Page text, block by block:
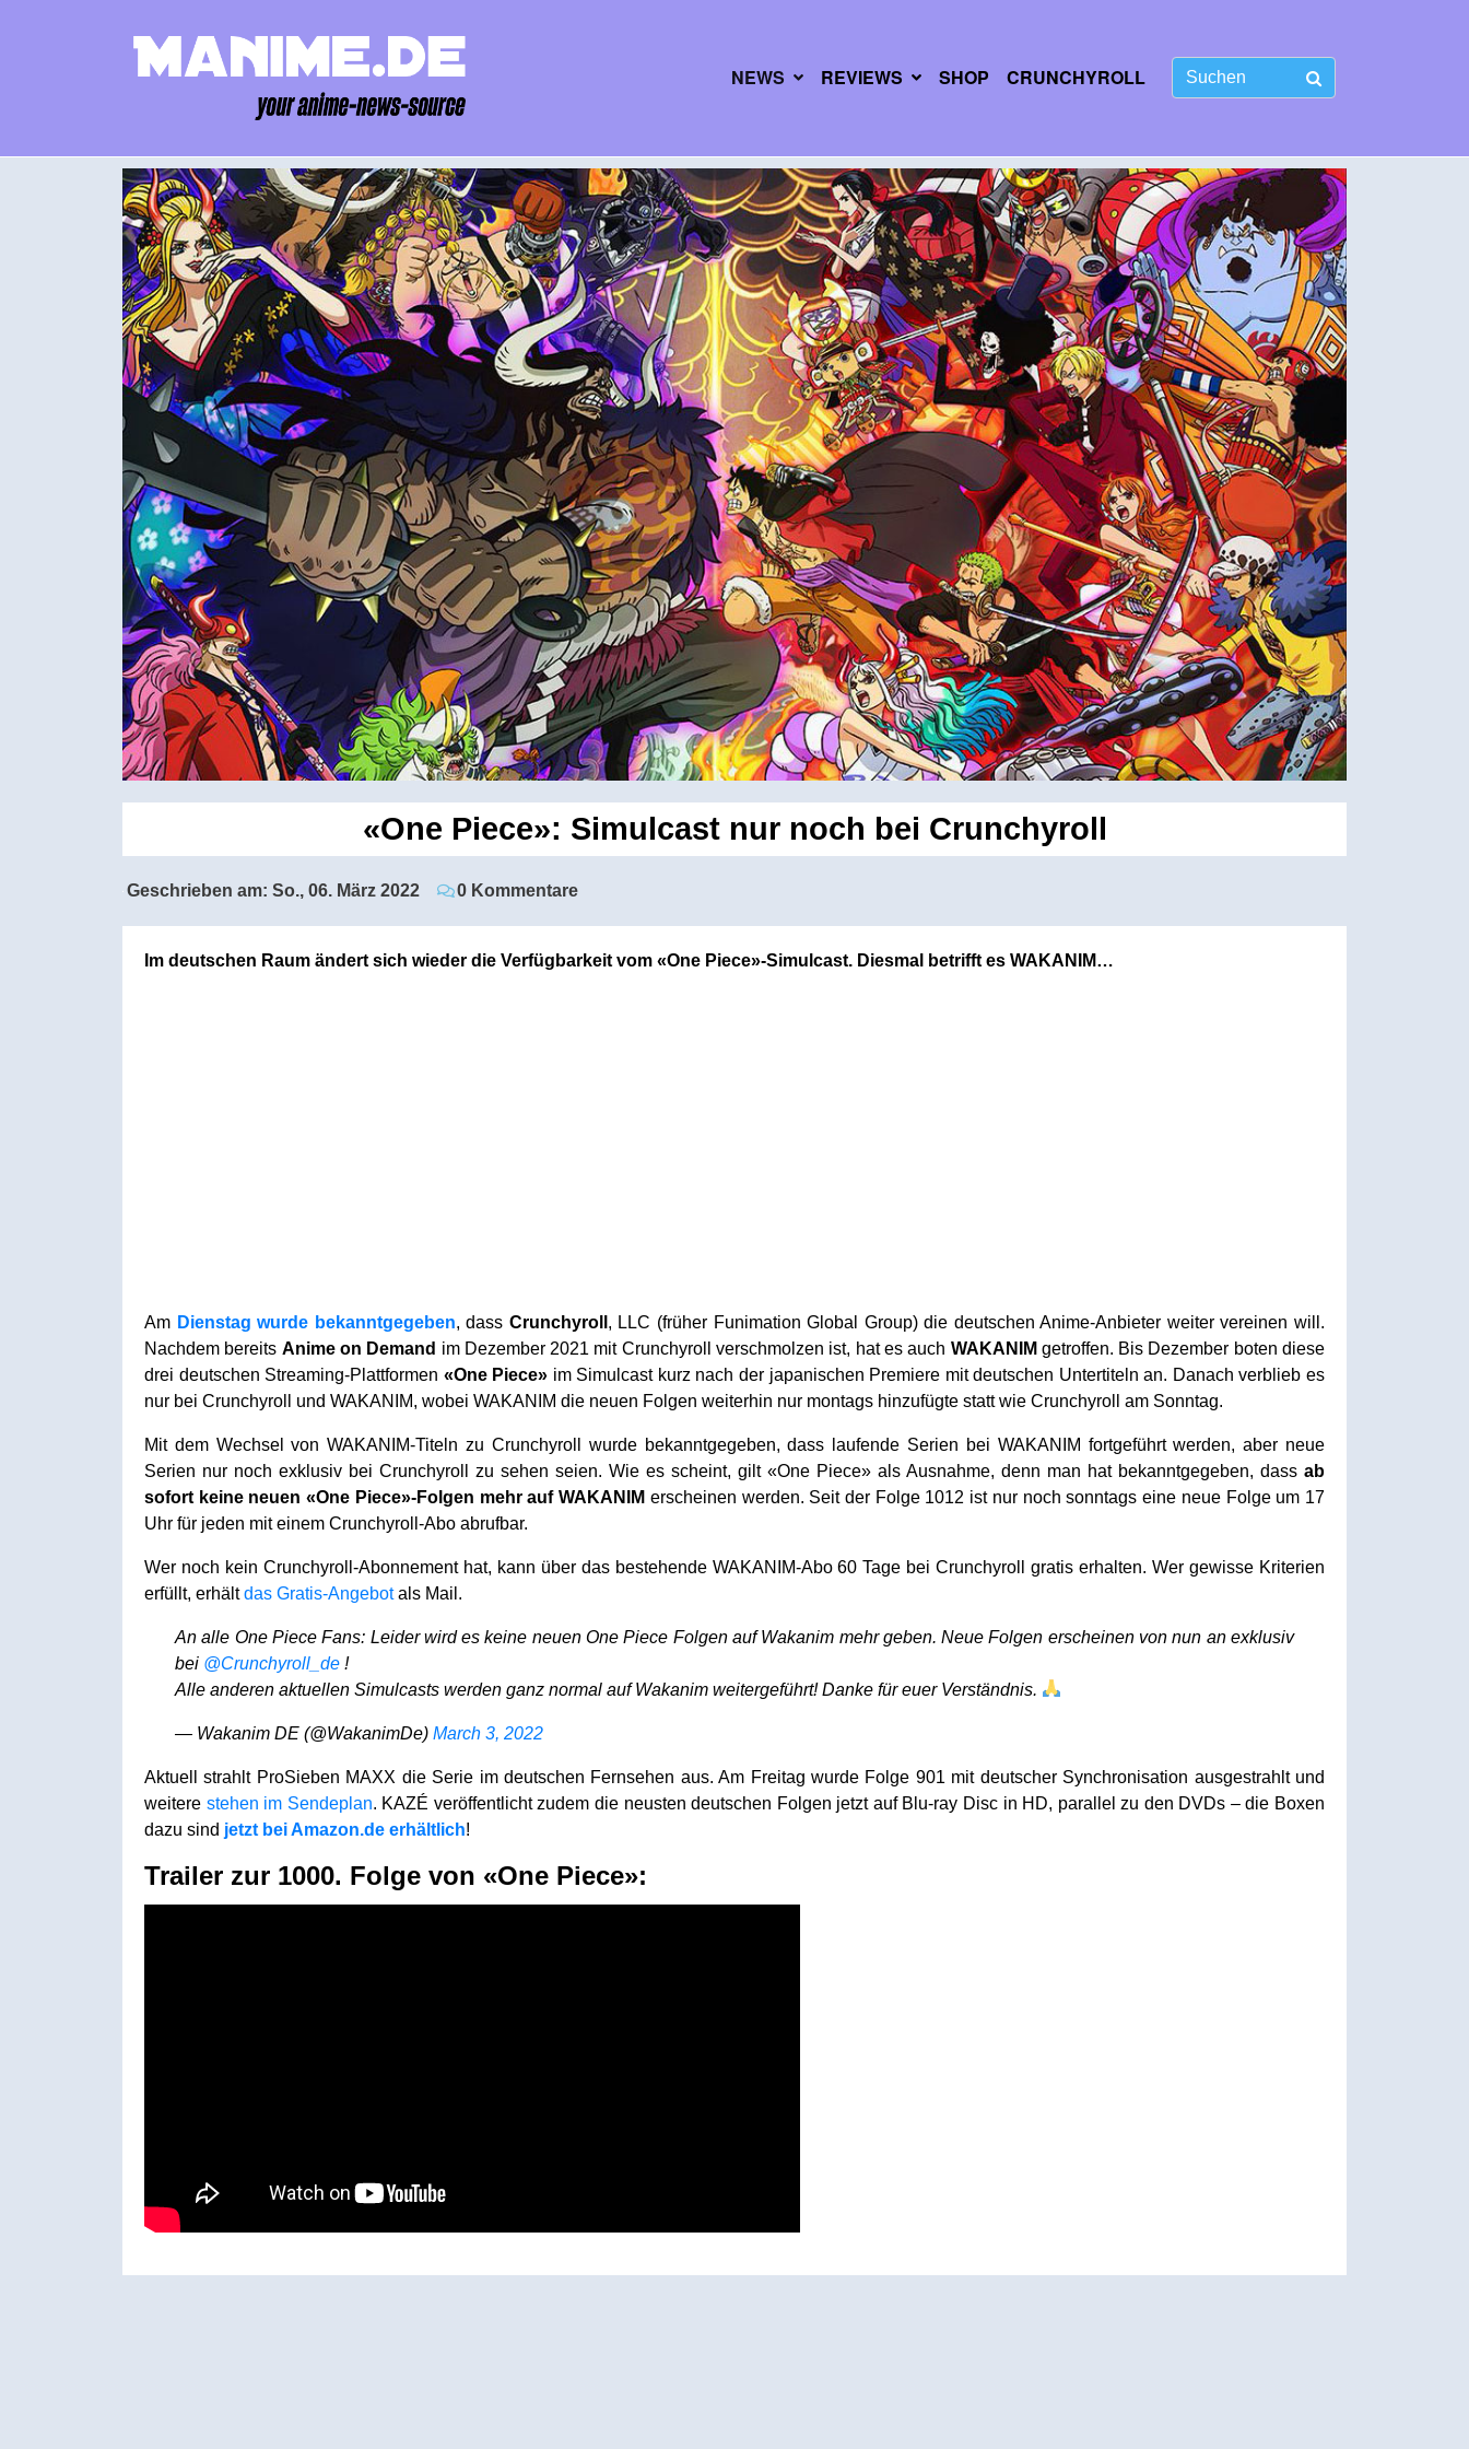
NEWS REVIEWS SHOP CRUNCHYROLL
«One Piece»: Simulcast nur noch bei Crunchyroll
Geschrieben am: So., 06. März 2022 0 Kommentare
Im deutschen Raum ändert sich wieder die Verfügbarkeit vom «One Piece»-Simulcast. Diesmal betrifft es WAKANIM…
Am Dienstag wurde bekanntgegeben, dass Crunchyroll , LLC (früher Funimation Global Group) die deutschen Anime-Anbieter weiter vereinen will.
Nachdem bereits Anime on Demand im Dezember 2021 mit Crunchyroll verschmolzen ist, hat es auch WAKANIM getroffen. Bis Dezember boten diese
drei deutschen Streaming-Plattformen «One Piece» im Simulcast kurz nach der japanischen Premiere mit deutschen Untertiteln an. Danach verblieb es
nur bei Crunchyroll und WAKANIM, wobei WAKANIM die neuen Folgen weiterhin nur montags hinzufügte statt wie Crunchyroll am Sonntag.
Mit dem Wechsel von WAKANIM-Titeln zu Crunchyroll wurde bekanntgegeben, dass laufende Serien bei WAKANIM fortgeführt werden, aber neue
Serien nur noch exklusiv bei Crunchyroll zu sehen seien. Wie es scheint, gilt «One Piece» als Ausnahme, denn man hat bekanntgegeben, dass ab
sofort keine neuen «One Piece»-Folgen mehr auf WAKANIM erscheinen werden. Seit der Folge 1012 ist nur noch sonntags eine neue Folge um 17
Uhr für jeden mit einem Crunchyroll-Abo abrufbar.
Wer noch kein Crunchyroll-Abonnement hat, kann über das bestehende WAKANIM-Abo 60 Tage bei Crunchyroll gratis erhalten. Wer gewisse Kriterien
erfüllt, erhältdas Gratis-Angebotals Mail.
An alle One Piece Fans: Leider wird es keine neuen One Piece Folgen auf Wakanim mehr geben. Neue Folgen erscheinen von nun an exklusiv
bei @Crunchyroll_de !
Alle anderen aktuellen Simulcasts werden ganz normal auf Wakanim weitergeführt! Danke für euer Verständnis.
— Wakanim DE (@WakanimDe) March 3, 2022
Aktuell strahlt ProSieben MAXX die Serie im deutschen Fernsehen aus. Am Freitag wurde Folge 901 mit deutscher Synchronisation ausgestrahlt und
weitere stehen im Sendeplan. KAZÉ veröffentlicht zudem die neusten deutschen Folgen jetzt auf Blu-ray Disc in HD, parallel zu den DVDs – die Boxen
dazu sind jetzt bei Amazon.de erhältlich!
Trailer zur 1000. Folge von «One Piece»: